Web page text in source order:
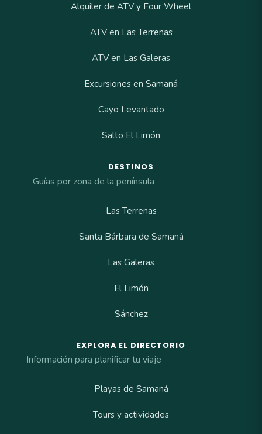
Alquiler de ATV y Four Wheel
ATV en Las Terrenas
ATV en Las Galeras
Excursiones en Samaná
Cayo Levantado
Salto El Limón
DESTINOS
Guías por zona de la península
Las Terrenas
Santa Bárbara de Samaná
Las Galeras
El Limón
Sánchez
EXPLORA EL DIRECTORIO
Información para planificar tu viaje
Playas de Samaná
Tours y actividades